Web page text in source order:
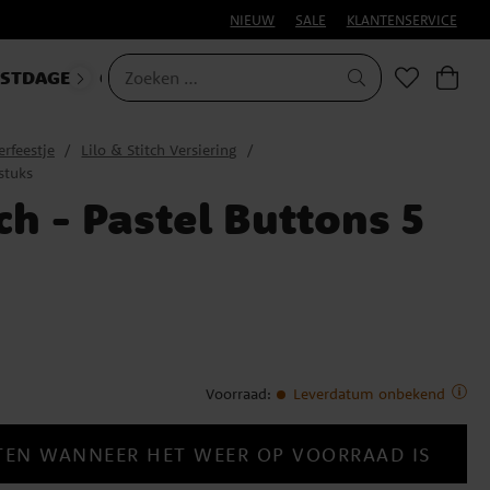
NIEUW SALE KLANTENSERVICE
CARNAVAL
Lilo & Stitch Versiering
- Pastel Buttons 5
Voorraad: Leverdatum onbekend
WANNEER HET WEER OP VOORRAAD IS